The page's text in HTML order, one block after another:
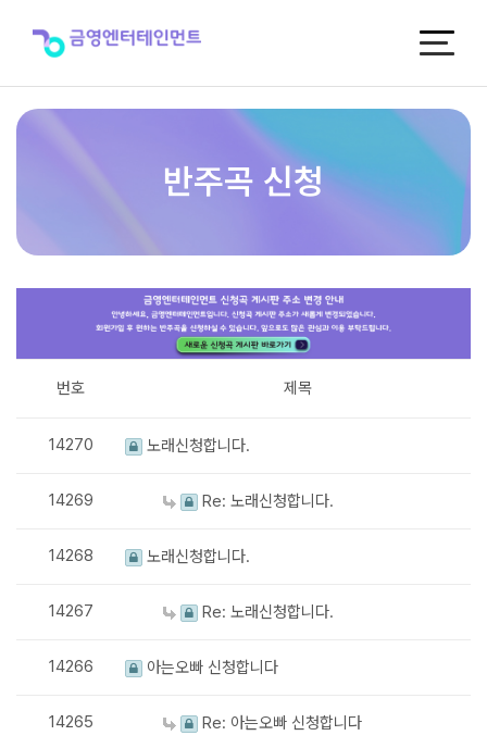
반주곡 신청
번호 제목
14270 노래신청합니다.
14269 Re: 노래신청합니다.
14268 노래신청합니다.
14267 Re: 노래신청합니다.
14266 아는오빠 신청합니다
14265 Re: 아는오빠 신청합니다